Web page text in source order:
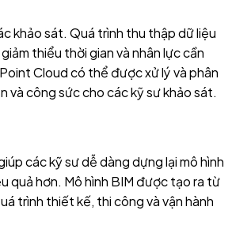
khảo sát. Quá trình thu thập dữ liệu
thiểu thời gian và nhân lực cần
Cloud có thể được xử lý và phân
và công sức cho các kỹ sư khảo sát.
các kỹ sư dễ dàng dựng lại mô hình
quả hơn. Mô hình BIM được tạo ra từ
trình thiết kế, thi công và vận hành